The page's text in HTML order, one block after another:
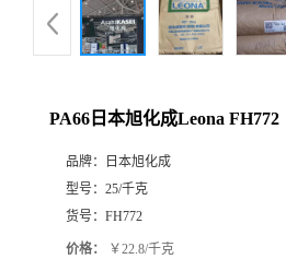
PA66日本旭化成Leona FH772
品牌：
日本旭化成
型号： 25/千克
货号： FH772
价格： ￥22.8/千克